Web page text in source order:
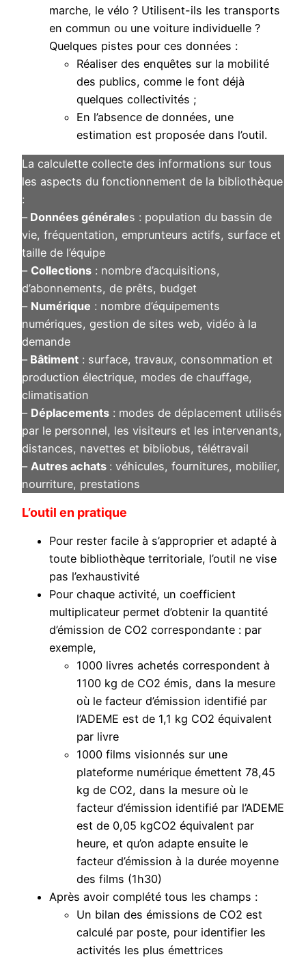
marche, le vélo ? Utilisent-ils les transports
en commun ou une voiture individuelle ?
Quelques pistes pour ces données :
Réaliser des enquêtes sur la mobilité
des publics, comme le font déjà
quelques collectivités ;
En l’absence de données, une
estimation est proposée dans l’outil.
La calculette collecte des informations sur tous
les aspects du fonctionnement de la bibliothèque
:
– Données générales : population du bassin de
vie, fréquentation, emprunteurs actifs, surface et
taille de l’équipe
– Collections : nombre d’acquisitions,
d’abonnements, de prêts, budget
– Numérique : nombre d’équipements
numériques, gestion de sites web, vidéo à la
demande
– Bâtiment : surface, travaux, consommation et
production électrique, modes de chauffage,
climatisation
– Déplacements : modes de déplacement utilisés
par le personnel, les visiteurs et les intervenants,
distances, navettes et bibliobus, télétravail
– Autres achats : véhicules, fournitures, mobilier,
nourriture, prestations
L’outil en pratique
Pour rester facile à s’approprier et adapté à
toute bibliothèque territoriale, l’outil ne vise
pas l’exhaustivité
Pour chaque activité, un coefficient
multiplicateur permet d’obtenir la quantité
d’émission de CO2 correspondante : par
exemple,
1000 livres achetés correspondent à
1100 kg de CO2 émis, dans la mesure
où le facteur d’émission identifié par
l’ADEME est de 1,1 kg CO2 équivalent
par livre
1000 films visionnés sur une
plateforme numérique émettent 78,45
kg de CO2, dans la mesure où le
facteur d’émission identifié par l’ADEME
est de 0,05 kgCO2 équivalent par
heure, et qu’on adapte ensuite le
facteur d’émission à la durée moyenne
des films (1h30)
Après avoir complété tous les champs :
Un bilan des émissions de CO2 est
calculé par poste, pour identifier les
activités les plus émettrices